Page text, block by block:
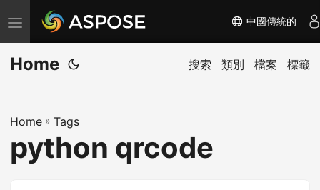
切
换
导
中國傳統的
Home 搜索 類別 檔案 標籤
Home » Tags
python qrcode